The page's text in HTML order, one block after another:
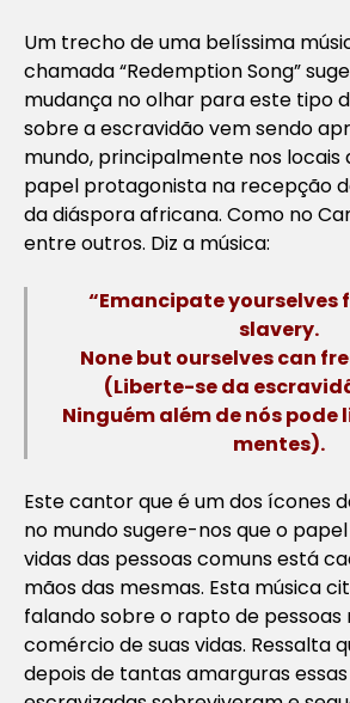
Um trecho de uma belíssima
chamada “Redemption Song”
mudança no olhar para este tipo
sobre a escravidão vem sendo
mundo, principalmente nos locais
papel protagonista na recepção
da diáspora africana. Como no
entre outros. Diz a música:
“Emancipate yourselves
slavery.
None but ourselves can
(Liberte-se da
Ninguém além de nós pode
mentes).
Este cantor que é um dos ícones
no mundo sugere-nos que o
vidas das pessoas comuns está
mãos das mesmas. Esta música
falando sobre o rapto de pessoas
comércio de suas vidas. Ressalta
depois de tantas amarguras